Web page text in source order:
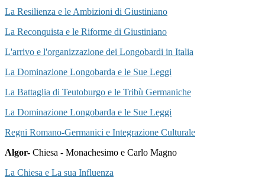
La Resilienza e le Ambizioni di Giustiniano
La Reconquista e le Riforme di Giustiniano
L'arrivo e l'organizzazione dei Longobardi in Italia
La Dominazione Longobarda e le Sue Leggi
La Battaglia di Teutoburgo e le Tribù Germaniche
La Dominazione Longobarda e le Sue Leggi
Regni Romano-Germanici e Integrazione Culturale
Algor- Chiesa - Monachesimo e Carlo Magno
La Chiesa e La sua Influenza